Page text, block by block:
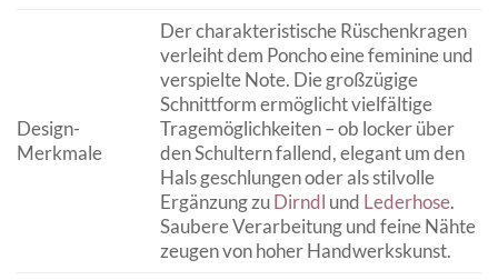
Design-
Merkmale
Der charakteristische Rüschenkragen
verleiht dem Poncho eine feminine und
verspielte Note. Die großzügige
Schnittform ermöglicht vielfältige
Tragemöglichkeiten – ob locker über
den Schultern fallend, elegant um den
Hals geschlungen oder als stilvolle
Ergänzung zuDirndl und Lederhose.
Saubere Verarbeitung und feine Nähte
zeugen von hoher Handwerkskunst.